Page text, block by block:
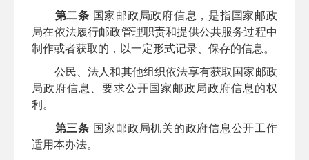
第二条 国家邮政局政府信息，是指国家邮政
局在依法履行邮政管理职责和提供公共服务过程中
制作或者获取的，以一定形式记录、保存的信息。
公民、法人和其他组织依法享有获取国家邮政
局政府信息、要求公开国家邮政局政府信息的权
利。
第三条 国家邮政局机关的政府信息公开工作
适用本办法。